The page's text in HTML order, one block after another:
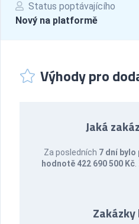
Status poptávajícího
Nový na platformě
Výhody pro
Jaká
Za posledních 7 dní bylo
hodnotě 422 690 500 Kč